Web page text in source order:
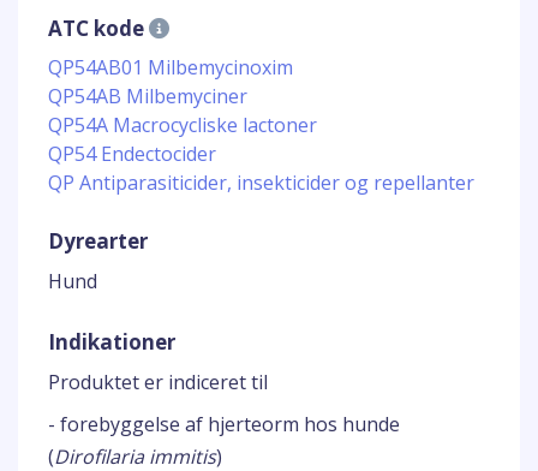
ATC kode
QP54AB01 Milbemycinoxim
QP54AB Milbemyciner
QP54A Macrocycliske lactoner
QP54 Endectocider
QP Antiparasiticider, insekticider og repellanter
Dyrearter
Hund
Indikationer
Produktet er indiceret til
- forebyggelse af hjerteorm hos hunde
(Dirofilaria immitis)